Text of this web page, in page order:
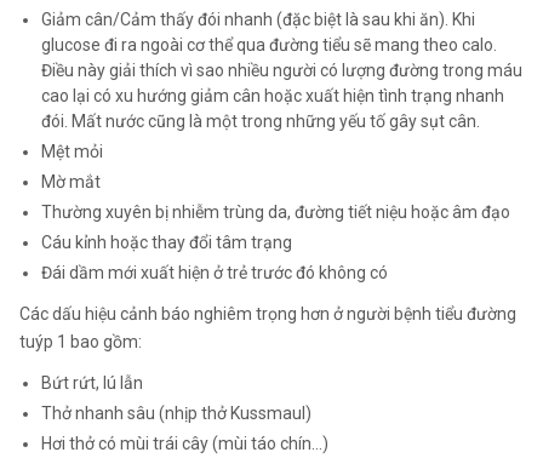
Giảm cân/Cảm thấy đói nhanh (đặc biệt là sau khi ăn). Khi
glucose đi ra ngoài cơ thể qua đường tiểu sẽ mang theo calo.
Điều này giải thích vì sao nhiều người có lượng đường trong máu
cao lại có xu hướng giảm cân hoặc xuất hiện tình trạng nhanh
đói. Mất nước cũng là một trong những yếu tố gây sụt cân.
Mệt mỏi
Mờ mắt
Thường xuyên bị nhiễm trùng da, đường tiết niệu hoặc âm đạo
Cáu kỉnh hoặc thay đổi tâm trạng
Đái dầm mới xuất hiện ở trẻ trước đó không có
Các dấu hiệu cảnh báo nghiêm trọng hơn ở người bệnh tiểu đường
tuýp 1 bao gồm:
Bứt rứt, lú lẫn
Thở nhanh sâu (nhịp thở Kussmaul)
Hơi thở có mùi trái cây (mùi táo chín…)